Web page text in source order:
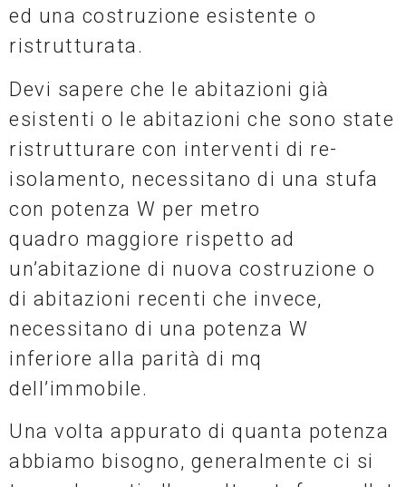
ed una costruzione esistente o
ristrutturata.
Devi sapere che le abitazioni già
esistenti o le abitazioni che sono state
ristrutturare con interventi di re-
isolamento, necessitano di una stufa
con potenza W per metro
quadro maggiore rispetto ad
un’abitazione di nuova costruzione o
di abitazioni recenti che invece,
necessitano di una potenza W
inferiore alla parità di mq
dell’immobile.
Una volta appurato di quanta potenza
abbiamo bisogno, generalmente ci si